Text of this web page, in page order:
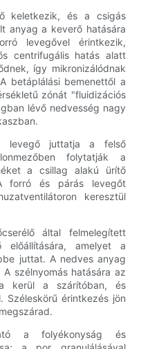
keletkezik, és a csigás
anyag a keverő hatására
levegővel érintkezik,
centrifugális hatás alatt
így mikronizálódnak
betáplálási bemenettől a
zónát "fluidizációs
lévő nedvesség nagy
levegő juttatja a felső
folytatják a
a csillag alakú ürítő
forró és párás levegőt
keresztül
által felmelegített
előállítására, amelyet a
juttat. A nedves anyag
szélnyomás hatására az
kerül a szárítóban, és
Széleskörű érintkezés jön
a folyékonyság és